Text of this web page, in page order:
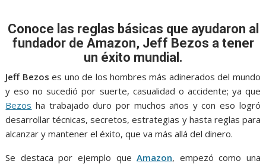
b
o
o
k
er l s
A
p
p
e
n
g
er
p
e
gr
a
m
e
Conoce las reglas básicas que ayudaron al
fundador de Amazon, Jeff Bezos a tener
un éxito mundial.
Jeff Bezos es uno de los hombres más adinerados del mundo
y eso no sucedió por suerte, casualidad o accidente; ya que
Bezos ha trabajado duro por muchos años y con eso logró
desarrollar técnicas, secretos, estrategias y hasta reglas para
alcanzar y mantener el éxito, que va más allá del dinero.
Se destaca por ejemplo queAmazon, empezó como una